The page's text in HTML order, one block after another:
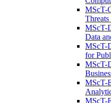
MScT-
Threats
MScT-
Data
MScT-
for
MScT-
MScT-
MScT-